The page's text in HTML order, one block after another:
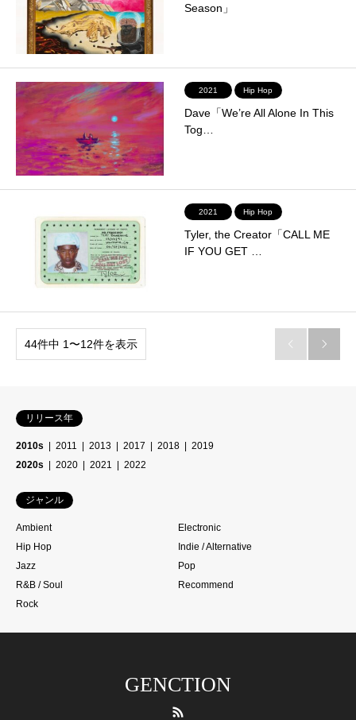
Season」
2021 Hip Hop
Dave「We’re All Alone In This
Tog…
2021 Hip Hop
Tyler, the Creator「CALL ME
IF YOU GET …
44件中 1〜12件を表示  
リリース年
2010s 2011 2013 2017 2018
2019
2020s
2020 2021 2022
ジャンル
Ambient
Electronic
Hip Hop
Indie / Alternative
Jazz
Pop
R&B / Soul
Recommend
Rock
GENCTION